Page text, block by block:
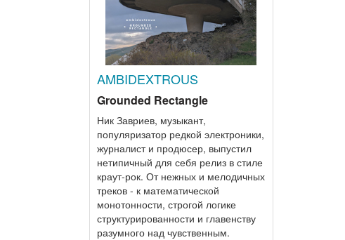
AMBIDEXTROUS
Grounded Rectangle
Ник Завриев, музыкант,
популяризатор редкой электроники,
журналист и продюсер, выпустил
нетипичный для себя релиз в стиле
краут-рок. От нежных и мелодичных
треков - к математической
монотонности, строгой логике
структурированности и главенству
разумного над чувственным.